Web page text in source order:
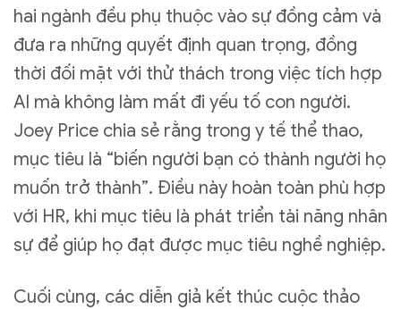
hai ngành đều phụ thuộc vào sự đồng cảm và
đưa ra những quyết định quan trọng, đồng
thời đối mặt với thử thách trong việc tích hợp
AI mà không làm mất đi yếu tố con người.
Joey Price chia sẻ rằng trong y tế thể thao,
mục tiêu là “biến người bạn có thành người họ
muốn trở thành”. Điều này hoàn toàn phù hợp
với HR, khi mục tiêu là phát triển tài năng nhân
sự để giúp họ đạt được mục tiêu nghề nghiệp.
Cuối cùng, các diễn giả kết thúc cuộc thảo